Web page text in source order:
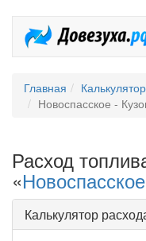
Главная
Новоспасское -
Расход
«
Калькулятор